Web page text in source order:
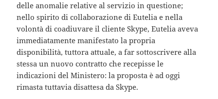
delle anomalie relative al servizio in questione;
nello spirito di collaborazione di Eutelia e nella
volontà di coadiuvare il cliente Skype, Eutelia aveva
immediatamente manifestato la propria
disponibilità, tuttora attuale, a far sottoscrivere alla
stessa un nuovo contratto che recepisse le
indicazioni del Ministero: la proposta è ad oggi
rimasta tuttavia disattesa da Skype.